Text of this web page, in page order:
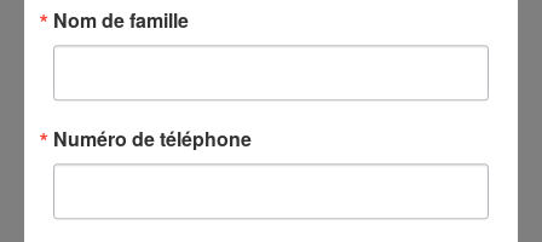
* E-mail :
l'entreprise :
* Pays et région :
Nom de famille
Numéro de téléphone